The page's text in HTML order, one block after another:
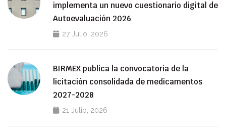
implementa un nuevo cuestionario digital de
Autoevaluación 2026
27 Julio, 2026
BIRMEX publica la convocatoria de la
licitación consolidada de medicamentos
2027-2028
21 Julio, 2026